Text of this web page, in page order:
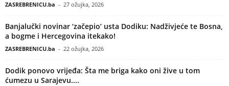
ZASREBRENICU.ba - 27 ožujka, 2026
Banjalučki novinar ‘začepio’ usta Dodiku: Nadživjeće te Bosna,
a bogme i Hercegovina itekako!
ZASREBRENICU.ba - 22 ožujka, 2026
Dodik ponovo vrijeđa: Šta me briga kako oni žive u tom
ćumezu u Sarajevu....